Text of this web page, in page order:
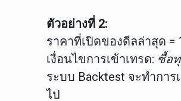
ตัวอย่างที่ 2:
ราคาที่เปิดของดีลล่าสุด =
เงื่อนไขการเข้าเทรด: ซื้อ
ระบบ Backtest จะทำกา
ไป